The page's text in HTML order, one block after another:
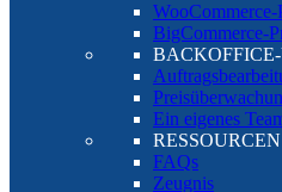
BigCommerce-
Ein eigenes
RESSOURCEN
FAQs
Zeugnis